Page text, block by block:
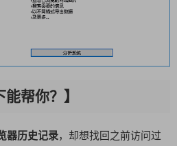
帮你？】
器历史记录，却想找回之前访问过